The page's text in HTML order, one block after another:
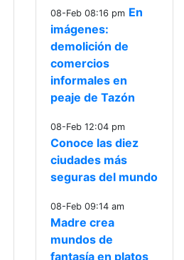
08-Feb 08:16 pm En
imágenes:
demolición de
comercios
informales en
peaje de Tazón
08-Feb 12:04 pm
Conoce las diez
ciudades más
seguras del mundo
08-Feb 09:14 am
Madre crea
mundos de
fantasía en platos